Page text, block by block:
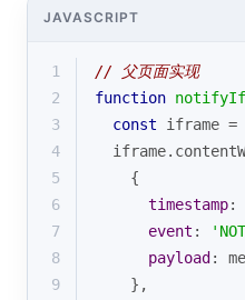
JAVASCRIPT
1
// 父页面实现
2
function
3
const iframe =
4
5
    {
6
timestamp:
7
event :
8
payload :
9
    },